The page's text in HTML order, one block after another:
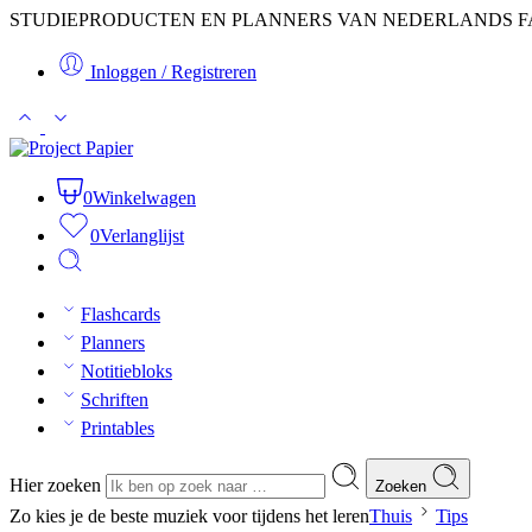
STUDIEPRODUCTEN EN PLANNERS VAN NEDERLANDS
Inloggen / Registreren
0Winkelwagen
0Verlanglijst
Flashcards
Planners
Notitiebloks
Schriften
Printables
Hier zoeken Zoeken
Zo kies je de beste muziek voor tijdens het lerenThuis Tips